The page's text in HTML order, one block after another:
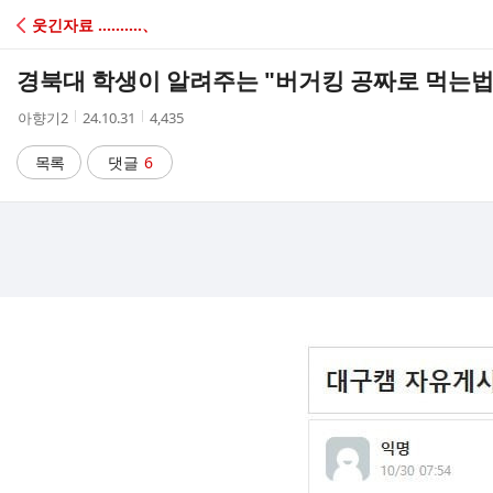
C
A
웃긴자료 ‥‥‥‥‥、
경북대 학생이 알려주는 "버거킹 공짜로 먹는
작
자
아향기2
작
시
간
24.10.31
조
수
4,435
목록 댓글 6